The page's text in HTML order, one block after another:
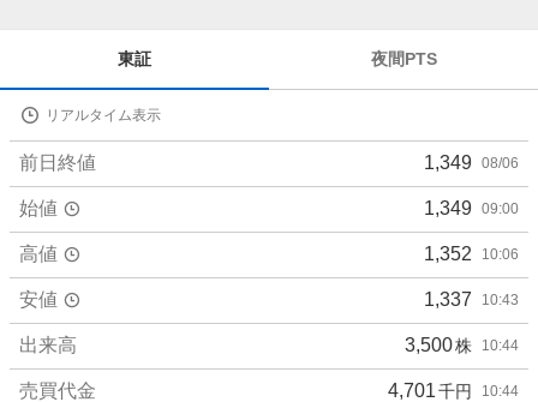
詳
値
東証 夜間PTS
リアルタイム表示
前日終値 1,349 08/06
始値 1,349 09:00
高値 1,352 10:06
安値 1,337 10:43
出来高 3,500株 10:44
売買代金 4,701千円 10:44